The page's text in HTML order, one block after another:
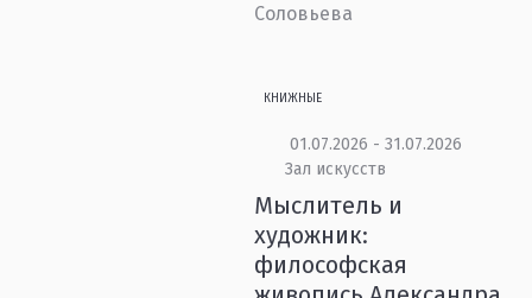
Соловьева
КНИЖНЫЕ
01.07.2026 - 31.07.2026
Зал искусств
Мыслитель и
художник:
философская